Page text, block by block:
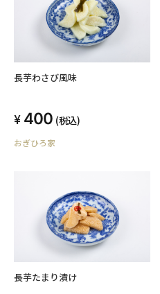
長芋わさび風味
400 (税込)
おぎひろ家
長芋たまり漬け